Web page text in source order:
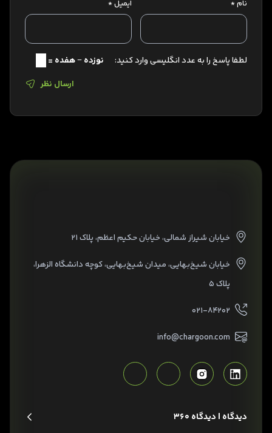
نام* ایمیل*
لطفا پاسخ را به عدد انگلیسی وارد کنید:
نوزده − هفده =
ارسال نظر
خیابان شیراز شمالی، خیابان حکیم اعظم، پلاک ۲۱
خیابان شیخ‌بهایی، میدان شیخ‌بهایی، کوچه دانشگاه الزهرا،
پلاک ۵
۰۲۱-۸۴۲۰۲
info@chargoon.com
دیدگاه | دیدگاه 360